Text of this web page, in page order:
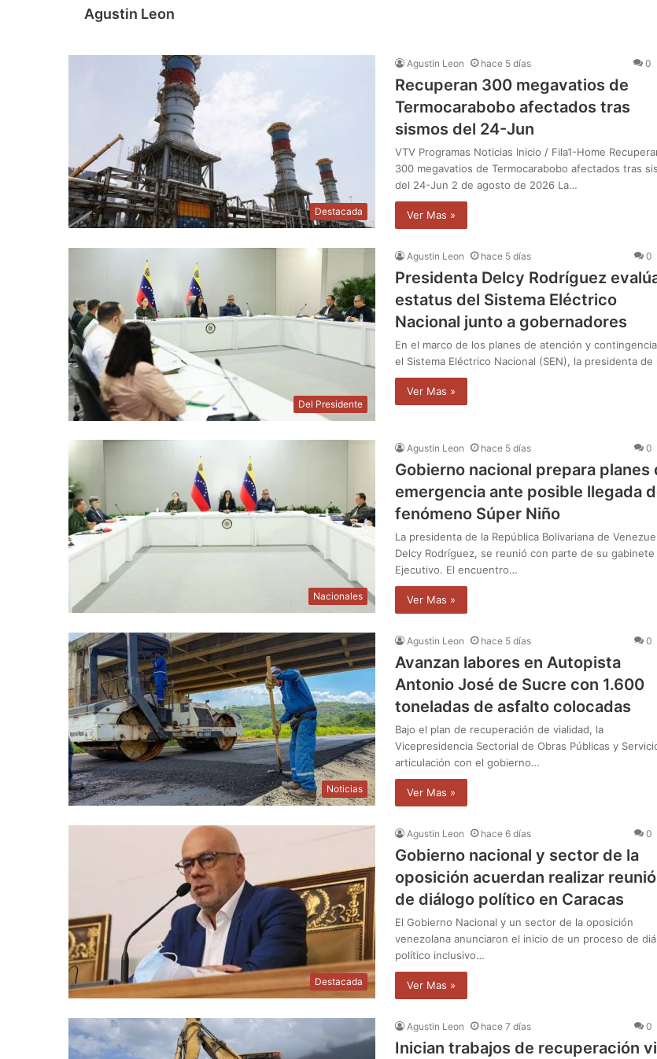
Agustin Leon
Destacada
Agustin Leon hace 5 días 0
Recuperan 300 megavatios de
Termocarabobo afectados tras
sismos del 24-Jun
VTV Programas Noticias Inicio / Fila1-Home
300 megavatios de Termocarabobo afectados tras
del 24-Jun 2 de agosto de 2026 La…
Ver Mas »
Del Presidente
Agustin Leon hace 5 días 0
Presidenta Delcy Rodríguez
estatus del Sistema Eléctrico
Nacional junto a gobernadores
En el marco de los planes de atención y
el Sistema Eléctrico Nacional (SEN), la presidenta de
Ver Mas »
Nacionales
Agustin Leon hace 5 días 0
Gobierno nacional prepara planes
emergencia ante posible llegada
fenómeno Súper Niño
La presidenta de la República Bolivariana de
Delcy Rodríguez, se reunió con parte de su gabinete
Ejecutivo. El encuentro…
Ver Mas »
Noticias
Agustin Leon hace 5 días 0
Avanzan labores en Autopista
Antonio José de Sucre con 1.600
toneladas de asfalto colocadas
Bajo el plan de recuperación de vialidad, la
Vicepresidencia Sectorial de Obras Públicas y
articulación con el gobierno…
Ver Mas »
Destacada
Agustin Leon hace 6 días 0
Gobierno nacional y sector de la
oposición acuerdan realizar
de diálogo político en Caracas
El Gobierno Nacional y un sector de la oposición
venezolana anunciaron el inicio de un proceso de
político inclusivo…
Ver Mas »
Agustin Leon hace 7 días 0
Inician trabajos de recuperación